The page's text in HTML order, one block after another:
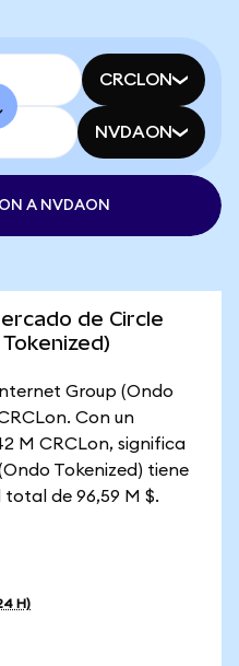
CRCLON
NVDAON
A NVDAON
de Circle
Group (Ondo
Con un
M CRCLon, significa
Tokenized) tiene
de 96,59 M $.
H)